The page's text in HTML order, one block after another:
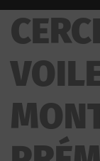
MONTLUÇON